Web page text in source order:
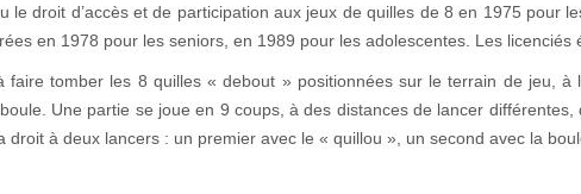
le droit d’accès et de participation aux jeux de quilles de 8 en 1975 pour
en 1978 pour les seniors, en 1989 pour les adolescentes. Les licenciés
faire tomber les 8 quilles « debout » positionnées sur le terrain de jeu, à
Une partie se joue en 9 coups, à des distances de lancer
droit à deux lancers : un premier avec le « quillou », un second avec la